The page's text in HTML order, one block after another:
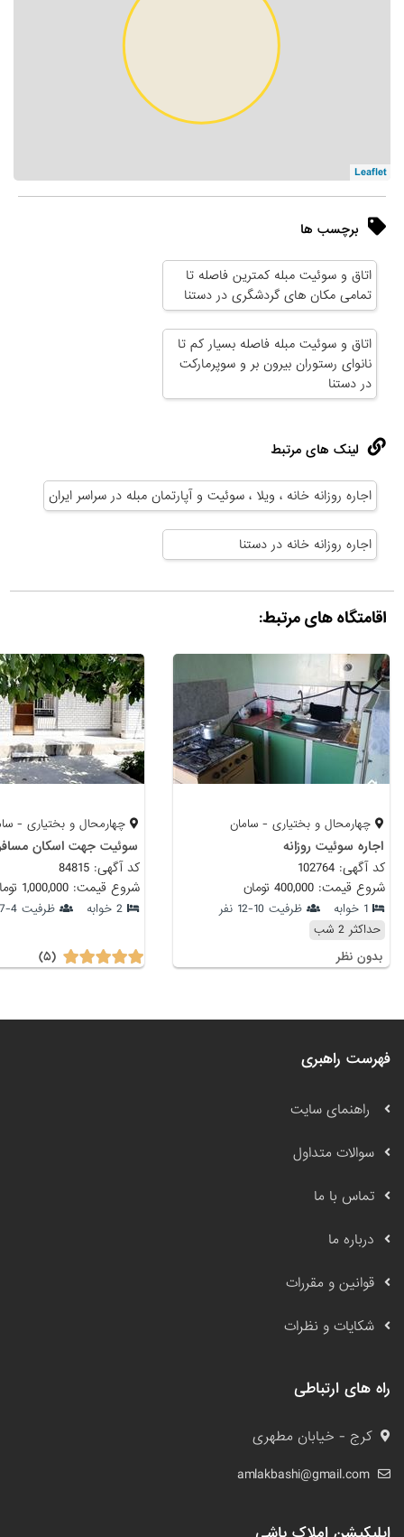
Leaflet
برچسب ها
اتاق و سوئیت مبله کمترین فاصله تا
تمامی مکان های گردشگری در دستنا
اتاق و سوئیت مبله فاصله بسیار کم تا
نانوای رستوران بیرون بر و سوپرمارکت
در دستنا
لینک های مرتبط
اجاره روزانه خانه ، ویلا ، سوئیت و آپارتمان مبله در سراسر ایران
اجاره روزانه خانه در دستنا
اقامتگاه های مرتبط:
چهارمحال و بختیاری - سامان
اجاره سوئیت روزانه
کد آگهی: 102764
شروع قیمت: 400,000 تومان
1 خوابه
ظرفیت 10-12 نفر
حداکثر 2 شب
بدون نظر
چهارمحال و بختیاری -
سوئیت جهت اسکان
کد آگهی: 84815
شروع قیمت: 1,000,000 تومان
2 خوابه ظرفیت 4-7 نفر
(۵)
فهرست راهبری
راهنمای سایت
سوالات متداول
تماس با ما
درباره ما
قوانین و مقررات
شکایات و نظرات
راه های ارتباطی
کرج - خیابان مطهری
amlakbashi@gmail.com